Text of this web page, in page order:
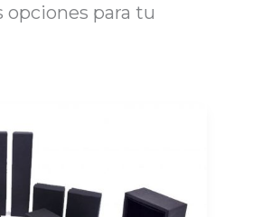
opciones para tu